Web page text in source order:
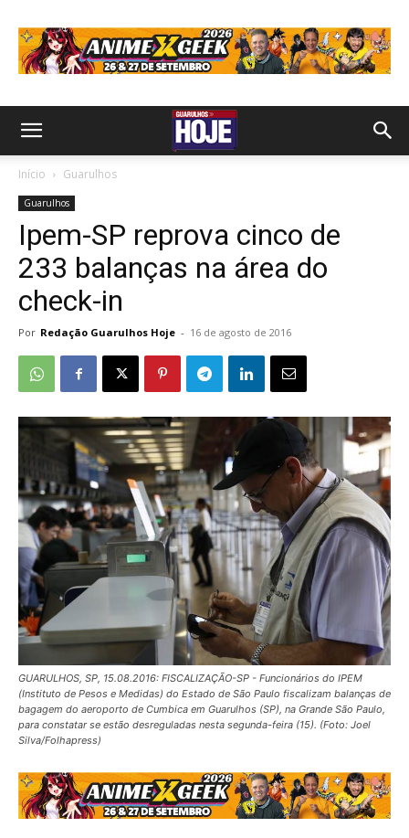
Início Guarulhos
Guarulhos
Ipem-SP reprova cinco de
233 balanças na área do
check-in
Por Redação Guarulhos Hoje - 16 de agosto de 2016
GUARULHOS, SP, 15.08.2016: FISCALIZAÇÃO-SP - Funcionários do IPEM
(Instituto de Pesos e Medidas) do Estado de São Paulo fiscalizam balanças de
bagagem do aeroporto de Cumbica em Guarulhos (SP), na Grande São Paulo,
para constatar se estão desreguladas nesta segunda-feira (15). (Foto: Joel
Silva/Folhapress)